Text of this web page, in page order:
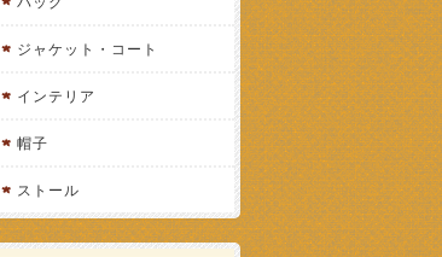
ジャケット・コート
インテリア
帽子
ストール